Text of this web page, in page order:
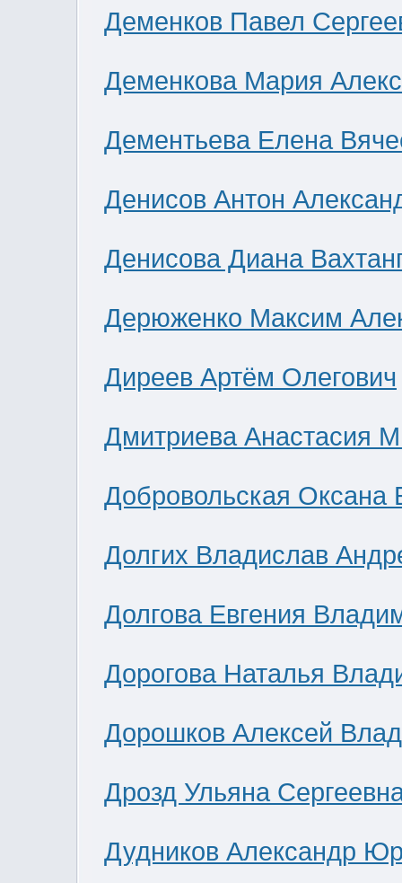
Деменков Павел
Деменкова Мария
Дементьева Елена
Денисов Антон
Денисова Диана
Дерюженко Максим
Диреев Артём Олегович
Дмитриева Анастасия
Добровольская Оксана
Долгих Владислав
Долгова Евгения
Дорогова Наталья
Дорошков Алексей
Дрозд Ульяна
Дудников Александр